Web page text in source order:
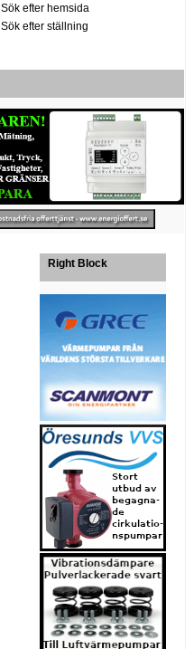
Sök efter hemsida
Sök efter ställning
Right Block